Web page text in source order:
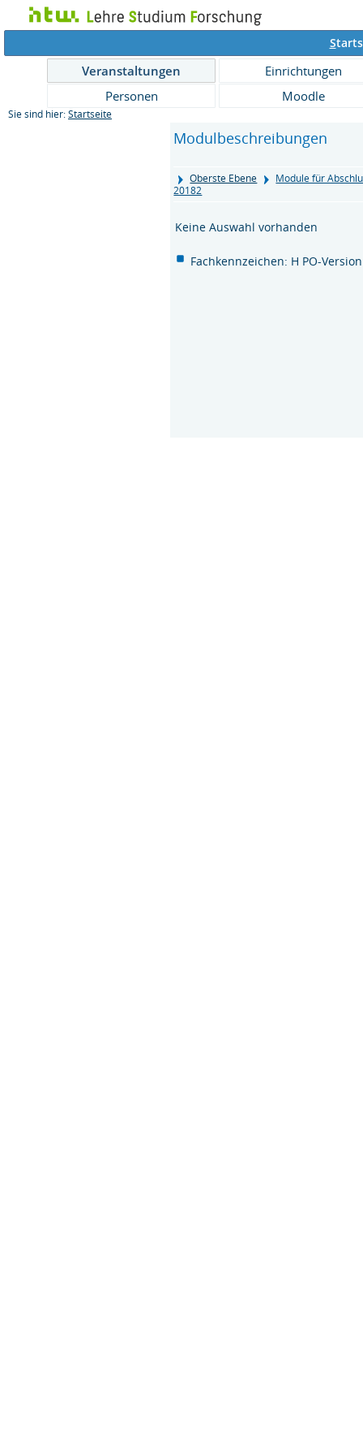
S
Veranstaltungen
Einrichtungen
Personen
Moodle
Sie sind hier: Startseite
Modulbeschreibungen
Oberste Ebene
Module für
20182
Keine Auswahl vorhanden
Fachkennzeichen: H PO-